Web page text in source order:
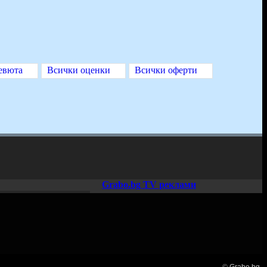
Всички оферти
Всички оценки
Grabo.bg TV реклами